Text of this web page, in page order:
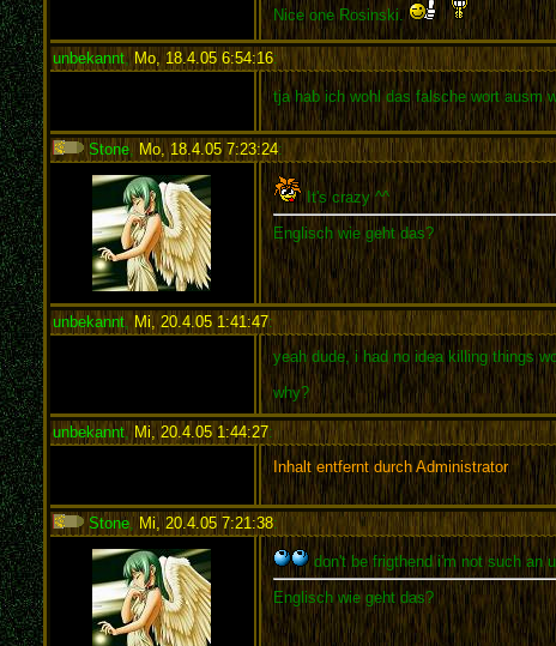
Nice one Rosinski.
unbekannt, Mo, 18.4.05 6:54:16:
tja hab ich wohl das falsche wort ausm
Stone, Mo, 18.4.05 7:23:24:
It's crazy ^^
Englisch wie geht das?
unbekannt,Mi, 20.4.05 1:41:47:
yeah dude, i had no idea killing things
why?
unbekannt, Mi, 20.4.05 1:44:27:
Inhalt entfernt durch Administrator
Stone,Mi, 20.4.05 7:21:38:
don't be frigthend i'm not such an
Englisch wie geht das?